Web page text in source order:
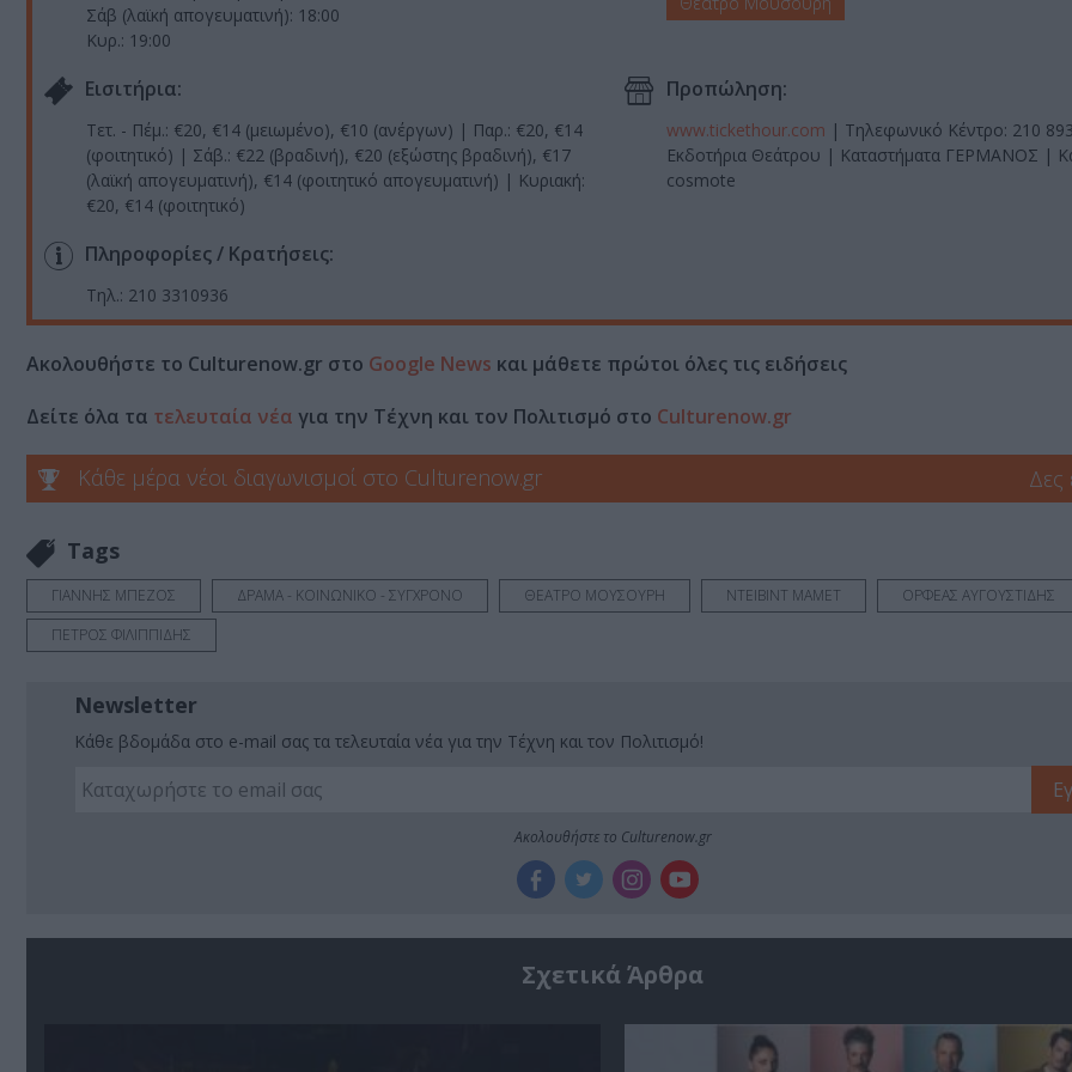
Σάβ (λαϊκή απογευματινή): 18:00
Κυρ.: 19:00
Eισιτήρια:
Τετ. - Πέμ.: €20, €14 (μειωμένο), €10 (ανέργων) | Παρ.: €20, €14
(φοιτητικό) | Σάβ.: €22 (βραδινή), €20 (εξώστης βραδινή), €17
(λαϊκή απογευματινή), €14 (φοιτητικό απογευματινή) | Κυριακή:
€20, €14 (φοιτητικό)
Προπώληση:
www.tickethour.com | Τηλεφωνικό Κέντρο: 210
Εκδοτήρια Θεάτρου | Καταστήματα ΓΕΡΜΑΝΟΣ |
cosmote
Πληροφορίες / Κρατήσεις:
Τηλ.: 210 3310936
Ακολουθήστε το Culturenow.gr στο Google News και μάθετε πρώτοι όλες τις ειδήσεις
Δείτε όλα τα τελευταία νέα για την Τέχνη και τον Πολιτισμό στο Culturenow.gr
Κάθε μέρα νέοι διαγωνισμοί στο Culturenow.gr Δες
Tags
ΓΙΑΝΝΗΣ ΜΠΕΖΟΣ ΔΡΑΜΑ - ΚΟΙΝΩΝΙΚΟ - ΣΥΓΧΡΟΝΟ ΘΕΑΤΡΟ ΜΟΥΣΟΥΡΗ ΝΤΕΙΒΙΝΤ ΜΑΜΕΤ
ΟΡΦΕΑΣ ΑΥΓΟΥΣΤΙΔΗΣ
ΠΕΤΡΟΣ ΦΙΛΙΠΠΙΔΗΣ
Newsletter
Κάθε βδομάδα στο e-mail σας τα τελευταία νέα για την Τέχνη και τον Πολιτισμό!
Ακολουθήστε το Culturenow.gr
Σχετικά Άρθρα